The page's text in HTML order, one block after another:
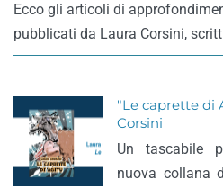
Ecco gli articoli di
pubblicati da Laura Corsini,
"Le caprette di
Corsini
Un tascabile
nuova collana